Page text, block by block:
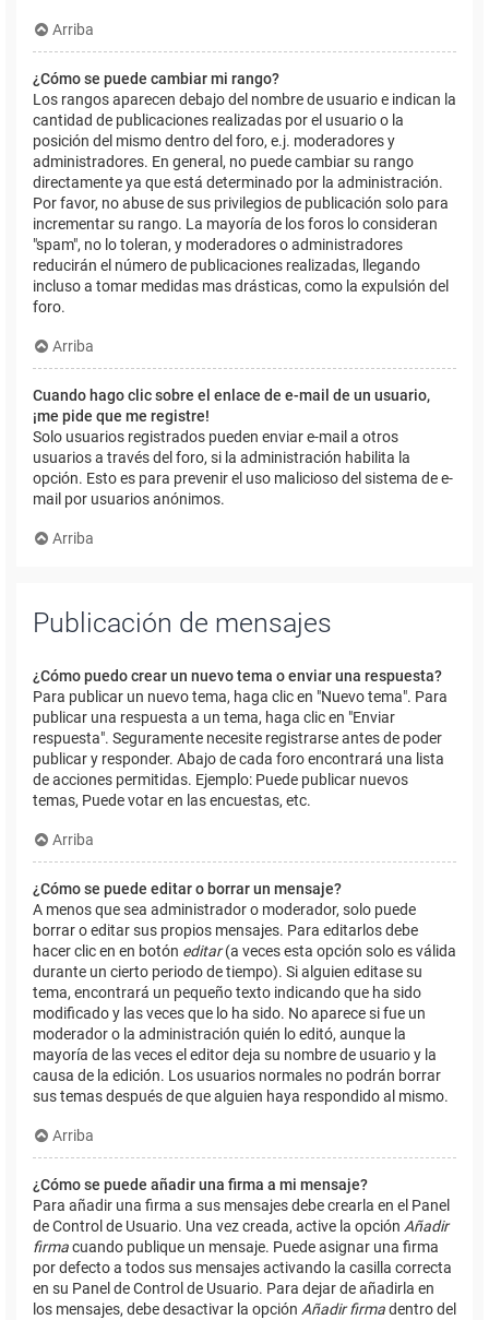
Arriba
¿Cómo se puede cambiar mi rango?
Los rangos aparecen debajo del nombre de usuario e indican la
cantidad de publicaciones realizadas por el usuario o la
posición del mismo dentro del foro, e.j. moderadores y
administradores. En general, no puede cambiar su rango
directamente ya que está determinado por la administración.
Por favor, no abuse de sus privilegios de publicación solo para
incrementar su rango. La mayoría de los foros lo consideran
"spam", no lo toleran, y moderadores o administradores
reducirán el número de publicaciones realizadas, llegando
incluso a tomar medidas mas drásticas, como la expulsión del
foro.
Arriba
Cuando hago clic sobre el enlace de e-mail de un usuario,
¡me pide que me registre!
Solo usuarios registrados pueden enviar e-mail a otros
usuarios a través del foro, si la administración habilita la
opción. Esto es para prevenir el uso malicioso del sistema de e-
mail por usuarios anónimos.
Arriba
Publicación de mensajes
¿Cómo puedo crear un nuevo tema o enviar una respuesta?
Para publicar un nuevo tema, haga clic en "Nuevo tema". Para
publicar una respuesta a un tema, haga clic en "Enviar
respuesta". Seguramente necesite registrarse antes de poder
publicar y responder. Abajo de cada foro encontrará una lista
de acciones permitidas. Ejemplo: Puede publicar nuevos
temas, Puede votar en las encuestas, etc.
Arriba
¿Cómo se puede editar o borrar un mensaje?
A menos que sea administrador o moderador, solo puede
borrar o editar sus propios mensajes. Para editarlos debe
hacer clic en en botón editar(a veces esta opción solo es válida
durante un cierto periodo de tiempo). Si alguien editase su
tema, encontrará un pequeño texto indicando que ha sido
modificado y las veces que lo ha sido. No aparece si fue un
moderador o la administración quién lo editó, aunque la
mayoría de las veces el editor deja su nombre de usuario y la
causa de la edición. Los usuarios normales no podrán borrar
sus temas después de que alguien haya respondido al mismo.
Arriba
¿Cómo se puede añadir una firma a mi mensaje?
Para añadir una firma a sus mensajes debe crearla en el Panel
de Control de Usuario. Una vez creada, active la opción Añadir
firmacuando publique un mensaje. Puede asignar una firma
por defecto a todos sus mensajes activando la casilla correcta
en su Panel de Control de Usuario. Para dejar de añadirla en
los mensajes, debe desactivar la opción Añadir firmadentro del